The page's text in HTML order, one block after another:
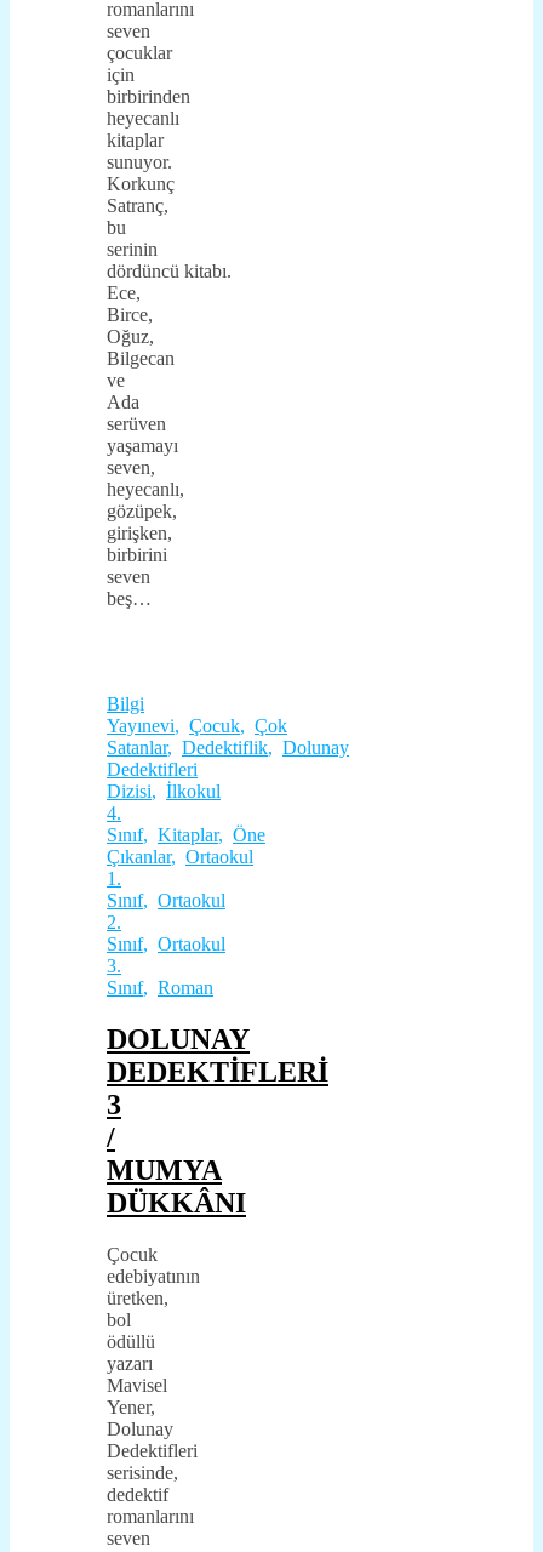
romanlarını
seven
çocuklar
için
birbirinden
heyecanlı
kitaplar
sunuyor.
Korkunç
Satranç,
bu
serinin
dördüncü kitabı.
Ece,
Birce,
Oğuz,
Bilgecan
ve
Ada
serüven
yaşamayı
seven,
heyecanlı,
gözüpek,
girişken,
birbirini
seven
beş…
Bilgi
Yayınevi, Çocuk, Çok
Satanlar, Dedektiflik, Dolunay
Dedektifleri
Dizisi, İlkokul
4.
Sınıf, Kitaplar, Öne
Çıkanlar, Ortaokul
1.
Sınıf, Ortaokul
2.
Sınıf, Ortaokul
3.
Sınıf, Roman
DOLUNAY
DEDEKTİFLERİ
3
/
MUMYA
DÜKKÂNI
Çocuk
edebiyatının
üretken,
bol
ödüllü
yazarı
Mavisel
Yener,
Dolunay
Dedektifleri
serisinde,
dedektif
romanlarını
seven